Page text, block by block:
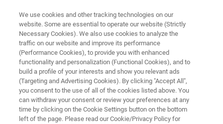
모바일 강화 환경 질량 분광계
E2M
첫 번째 대응 및 환경 사용을 위한 GC MS 솔루
션입니다.
We use cookies and other tracking technologies on our
website. Some are essential to operate our website (Strictly
Necessary Cookies). We also use cookies to analyze the
traffic on our website and improve its performance
(Performance Cookies), to provide you with enhanced
functionality and personalization (Functional Cookies), and to
build a profile of your interests and show you relevant ads
(Targeting and Advertising Cookies). By clicking "Accept All",
you consent to the use of all of the cookies listed above. You
can withdraw your consent or review your preferences at any
time by clicking on the Cookie Settings button on the bottom
left of the page. Please read our Cookie/Privacy Policy for